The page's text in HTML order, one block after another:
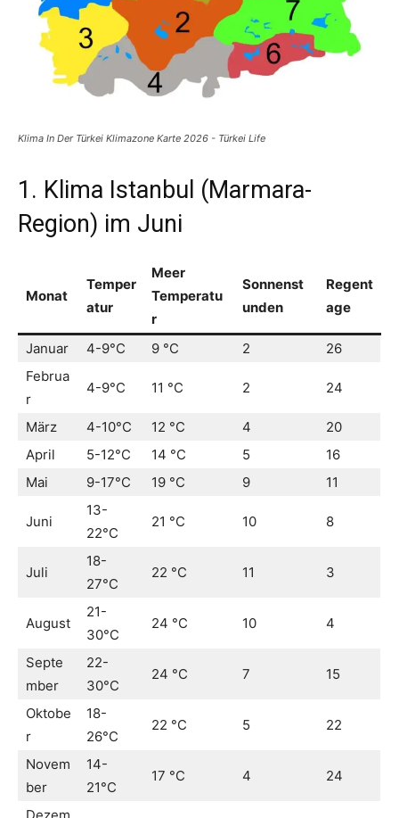
Klima In Der Türkei Klimazone Karte 2026 - Türkei Life
1. Klima Istanbul (Marmara-
Region) im Juni
Monat
Temper
atur
Meer
Temperatu
r
Sonnenst
unden
Regent
age
Januar 4-9°C 9 °C 2
26
Februa
r
4-9°C 11 °C 2 24
März 4-10°C 12 °C 4
20
April
5-12°C 14 °C 5
16
Mai
9-17°C 19 °C 9 11
Juni
13-
22°C
21 °C 10 8
Juli
18-
27°C
22 °C 11 3
August
21-
30°C
24 °C 10 4
Septe
mber
22-
30°C
24 °C 7 15
Oktobe
r
18-
26°C
22 °C 5 22
Novem
ber
14-
21°C
17 °C 4 24